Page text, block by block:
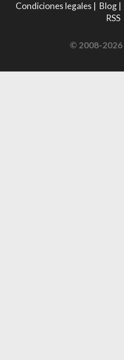
Condiciones legales | Blog|
RSS
© 2008-